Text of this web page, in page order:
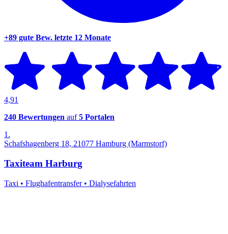
+89 gute Bew. letzte 12 Monate
4,91
240 Bewertungen auf5 Portalen
1.
Schafshagenberg 18, 21077 Hamburg (Marmstorf)
Taxiteam Harburg
Taxi • Flughafentransfer • Dialysefahrten